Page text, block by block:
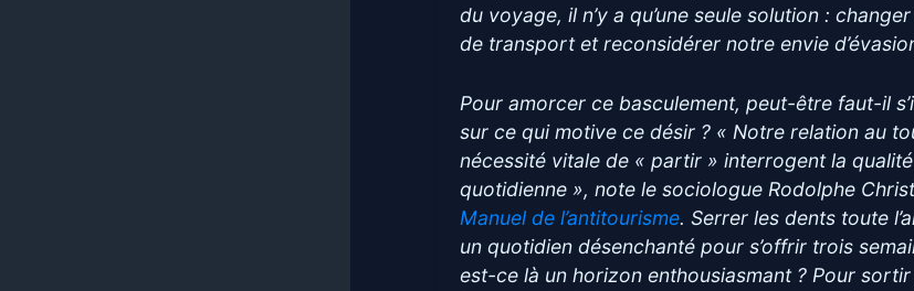
du voyage, il n’y a qu’une seule solution :
de transport et reconsidérer notre envie
Pour amorcer ce basculement, peut-être faut-il
sur ce qui motive ce désir ? « Notre relation au
nécessité vitale de « partir » interrogent la
quotidienne », note le sociologue Rodolphe
Manuel de l’antitourisme. Serrer les dents toute
un quotidien désenchanté pour s’offrir trois
est-ce là un horizon enthousiasmant ? Pour